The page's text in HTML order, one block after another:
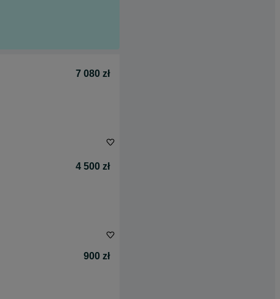
7 080 zł
4 500 zł
900 zł